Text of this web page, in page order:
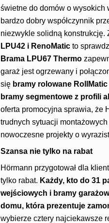
świetne do domów o wysokich
bardzo dobry współczynnik
niezwykle solidną konstrukcję.
LPU42 i RenoMaticto
Brama LPU67 Thermo
garaż jest ogrzewany i
się bramy rolowane
bramy segmentowe z profili
oferta promocyjna sprawia, że
trudnych sytuacji
nowoczesne projekty o
Szansa nie tylko na rabat
Hörmann przygotował dla
tylko rabat. Każdy, kto do 31
wejściowych i bramy
domu, która prezentuje
wybierze cztery najciekawsze